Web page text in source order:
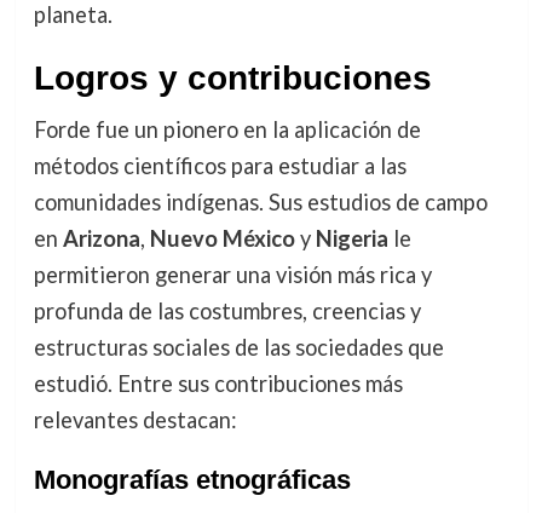
planeta.
Logros y contribuciones
Forde fue un pionero en la aplicación de
métodos científicos para estudiar a las
comunidades indígenas. Sus estudios de campo
en Arizona, Nuevo Méxicoy Nigeria le
permitieron generar una visión más rica y
profunda de las costumbres, creencias y
estructuras sociales de las sociedades que
estudió. Entre sus contribuciones más
relevantes destacan:
Monografías etnográficas